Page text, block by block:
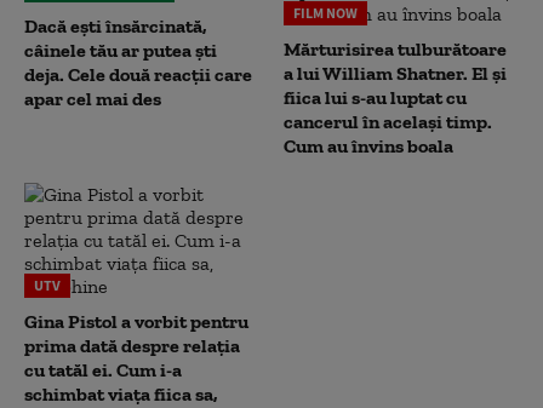
Dacă ești însărcinată,
câinele tău ar putea ști
deja. Cele două reacții care
apar cel mai des
FILM NOW
Mărturisirea tulburătoare
a lui William Shatner. El și
fiica lui s-au luptat cu
cancerul în același timp.
Cum au învins boala
UTV
Gina Pistol a vorbit pentru
prima dată despre relația
cu tatăl ei. Cum i-a
schimbat viața fiica sa,